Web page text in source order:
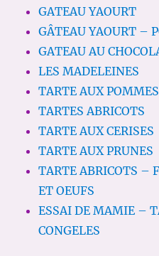
GATEAU YAOURT
GÂTEAU YAOURT –
GATEAU AU
LES MADELEINES
TARTE AUX POMMES
TARTES ABRICOTS
TARTE AUX CERISES
TARTE AUX PRUNES
TARTE ABRICOTS –
ET OEUFS
ESSAI DE MAMIE –
CONGELES